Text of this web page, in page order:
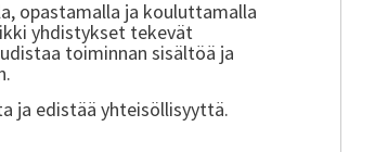
opastamalla ja kouluttamalla
yhdistykset tekevät
toiminnan sisältöä ja
ja edistää yhteisöllisyyttä.